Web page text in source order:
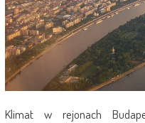
Klimat w rejonach